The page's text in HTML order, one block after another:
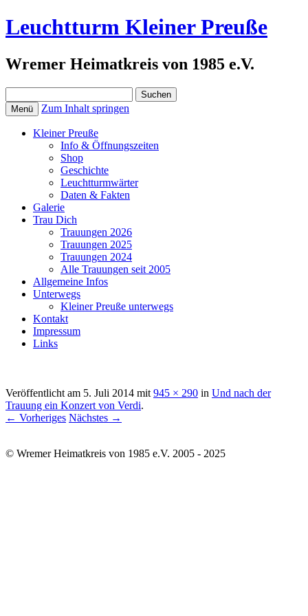
Leuchtturm Kleiner Preuße
Wremer Heimatkreis von 1985 e.V.
nach:
Menü Zum Inhalt springen
Kleiner Preuße
Info & Öffnungszeiten
Shop
Geschichte
Leuchtturmwärter
Daten & Fakten
Galerie
Trau Dich
Trauungen 2026
Trauungen 2025
Trauungen 2024
Alle Trauungen seit 2005
Allgemeine Infos
Unterwegs
Kleiner Preuße unterwegs
Kontakt
Impressum
Links
Veröffentlicht am 5. Juli 2014 mit 945 × 290 in Und nach der
Trauung ein Konzert von Verdi.
← Vorheriges Nächstes →
© Wremer Heimatkreis von 1985 e.V. 2005 - 2025